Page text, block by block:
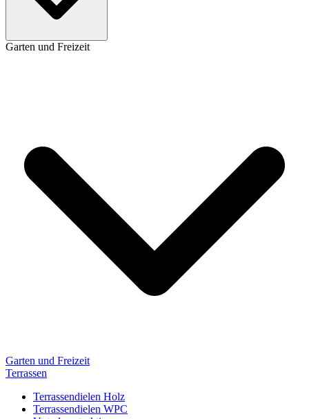
Garten und Freizeit
Garten und Freizeit
Terrassen
Terrassendielen Holz
Terrassendielen WPC